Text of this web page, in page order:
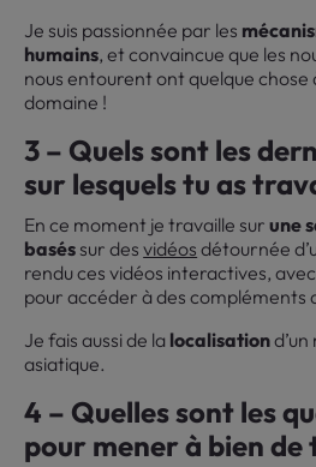
Je suis passionnée par les
humains, et convaincue que les
nous entourent ont quelque
domaine !
3 – Quels sont les
sur lesquels tu as
En ce moment je travaille surune
baséssur desvidéos détournée
rendu ces vidéos interactives,
pour accéder à des compléments
Je fais aussi de la localisation
asiatique.
4 – Quelles sont les
pour mener à bien de